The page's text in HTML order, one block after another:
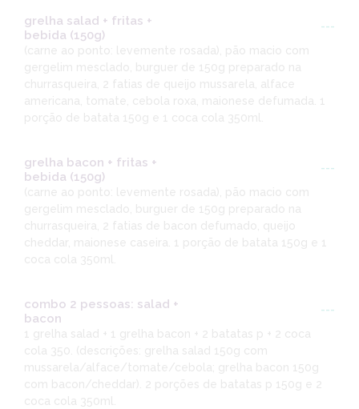
grelha salad + fritas +
bebida (150g)
---
(carne ao ponto: levemente rosada), pão macio com
gergelim mesclado, burguer de 150g preparado na
churrasqueira, 2 fatias de queijo mussarela, alface
americana, tomate, cebola roxa, maionese defumada. 1
porção de batata 150g e 1 coca cola 350ml.
grelha bacon + fritas +
bebida (150g)
---
(carne ao ponto: levemente rosada), pão macio com
gergelim mesclado, burguer de 150g preparado na
churrasqueira, 2 fatias de bacon defumado, queijo
cheddar, maionese caseira. 1 porção de batata 150g e 1
coca cola 350ml.
combo 2 pessoas: salad +
bacon
---
1 grelha salad + 1 grelha bacon + 2 batatas p + 2 coca
cola 350. (descrições: grelha salad 150g com
mussarela/alface/tomate/cebola; grelha bacon 150g
com bacon/cheddar). 2 porções de batatas p 150g e 2
coca cola 350ml.